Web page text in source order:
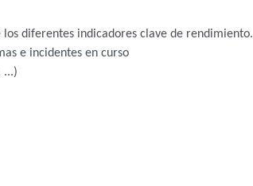
diferentes indicadores clave de rendimiento.
e incidentes en curso
...)